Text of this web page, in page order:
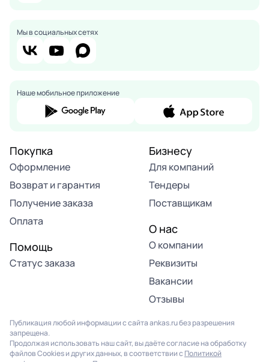
Мы в социальных сетях
Наше мобильное приложение
Покупка
Оформление
Возврат и гарантия
Получение заказа
Оплата
Помощь
Статус заказа
Бизнесу
Для компаний
Тендеры
Поставщикам
О нас
О компании
Реквизиты
Вакансии
Отзывы
Публикация любой информации с сайта ankas.ru без разрешения
запрещена.
Продолжая использовать наш сайт, вы даёте согласие на обработку
файлов Cookies и других данных, в соответствии с Политикой